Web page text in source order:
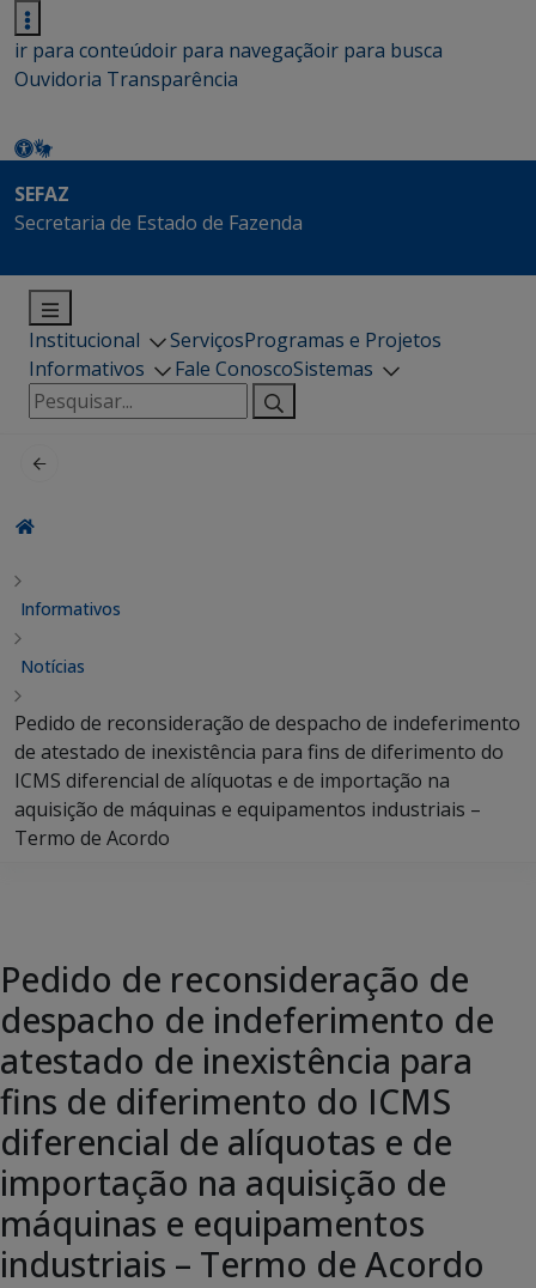
ir para conteúdoir para navegaçãoir para busca
Ouvidoria Transparência
SEFAZ
Secretaria de Estado de Fazenda
Institucional ServiçosProgramas e Projetos
Informativos
Fale ConoscoSistemas
Pesquisar
por:
Informativos
Notícias
Pedido de reconsideração de despacho de indeferimento
de atestado de inexistência para fins de diferimento do
ICMS diferencial de alíquotas e de importação na
aquisição de máquinas e equipamentos industriais –
Termo de Acordo
Pedido de reconsideração de
despacho de indeferimento de
atestado de inexistência para
fins de diferimento do ICMS
diferencial de alíquotas e de
importação na aquisição de
máquinas e equipamentos
industriais – Termo de Acordo